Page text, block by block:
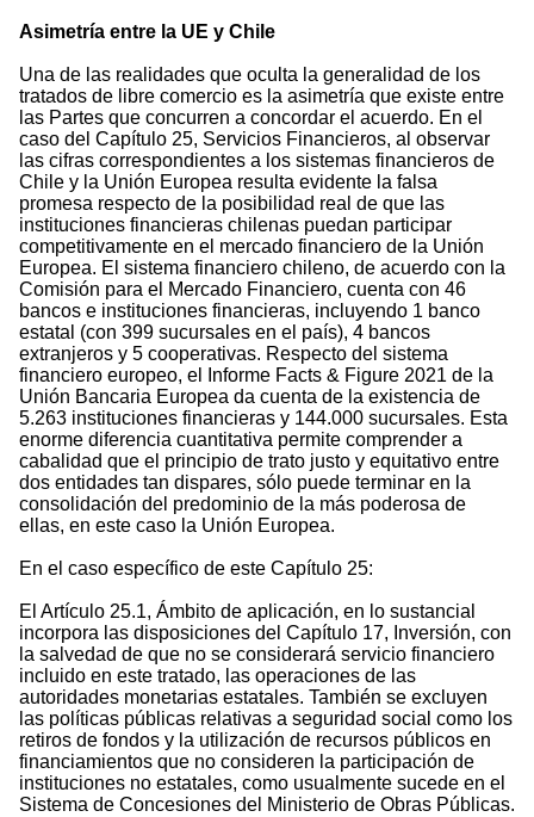
Asimetría entre la UE y Chile
Una de las realidades que oculta la generalidad de los
tratados de libre comercio es la asimetría que existe entre
las Partes que concurren a concordar el acuerdo. En el
caso del Capítulo 25, Servicios Financieros, al observar
las cifras correspondientes a los sistemas financieros de
Chile y la Unión Europea resulta evidente la falsa
promesa respecto de la posibilidad real de que las
instituciones financieras chilenas puedan participar
competitivamente en el mercado financiero de la Unión
Europea. El sistema financiero chileno, de acuerdo con la
Comisión para el Mercado Financiero, cuenta con 46
bancos e instituciones financieras, incluyendo 1 banco
estatal (con 399 sucursales en el país), 4 bancos
extranjeros y 5 cooperativas. Respecto del sistema
financiero europeo, el Informe Facts & Figure 2021 de la
Unión Bancaria Europea da cuenta de la existencia de
5.263 instituciones financieras y 144.000 sucursales. Esta
enorme diferencia cuantitativa permite comprender a
cabalidad que el principio de trato justo y equitativo entre
dos entidades tan dispares, sólo puede terminar en la
consolidación del predominio de la más poderosa de
ellas, en este caso la Unión Europea.
En el caso específico de este Capítulo 25:
El Artículo 25.1, Ámbito de aplicación, en lo sustancial
incorpora las disposiciones del Capítulo 17, Inversión, con
la salvedad de que no se considerará servicio financiero
incluido en este tratado, las operaciones de las
autoridades monetarias estatales. También se excluyen
las políticas públicas relativas a seguridad social como los
retiros de fondos y la utilización de recursos públicos en
financiamientos que no consideren la participación de
instituciones no estatales, como usualmente sucede en el
Sistema de Concesiones del Ministerio de Obras Públicas.